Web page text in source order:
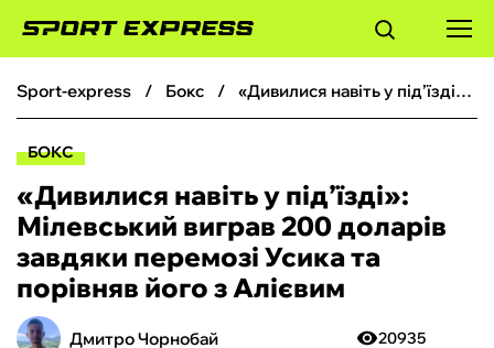
ФУТБОЛ
БОКС
ХОКЕЙ
sport-express бокс «Дивилися навіть у під’їзді»: Мілевський виграв 200 доларів завдяки перемозі Усика та порівняв його з Алієвим
БОКС
«Дивилися навіть у під’їзді»:
Мілевський виграв 200 доларів
завдяки перемозі Усика та
порівняв його з Алієвим
Дмитро Чорнобай 20935